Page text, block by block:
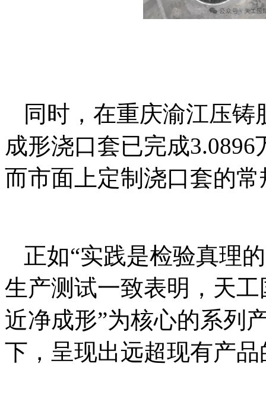
同时，在重庆渝江压
成形浇口套已完成
而市面上定制浇口套的
正如“实践是检验真理
生产测试一致表明，天
近净成形”为核心的系列
下，呈现出远超现有产